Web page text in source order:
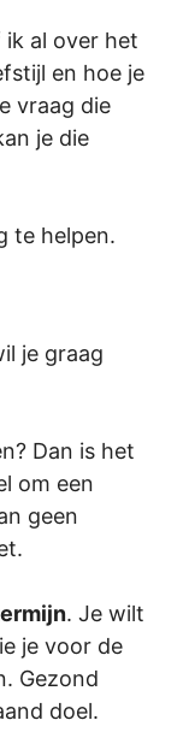
ik al over het
en hoe je
vraag die
je die
te helpen.
je graag
Dan is het
om een
geen
. Je wilt
je voor de
Gezond
doel.